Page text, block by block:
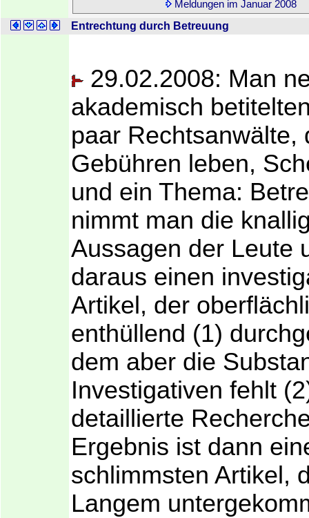
Meldungen im Januar 2008
Entrechtung durch Betreuung
29.02.2008: Man
akademisch
paar Rechtsanwälte,
Gebühren leben,
und ein Thema:
nimmt man die
Aussagen der Leute
daraus einen
Artikel, der
enthüllend (1)
dem aber die
Investigativen fehlt
detaillierte
Ergebnis ist dann
schlimmsten Artikel,
Langem